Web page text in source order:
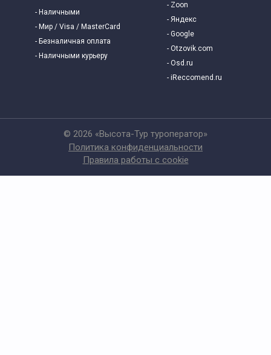
- Наличными
- Мир / Visa / MasterCard
- Безналичная оплата
- Наличными курьеру
- Zoon
- Яндекс
- Google
- Otzovik.com
- Osd.ru
- iReccomend.ru
© 2026 «Высота-Тур туроператор»
Политика конфиденциальности
Правила работы с cookie